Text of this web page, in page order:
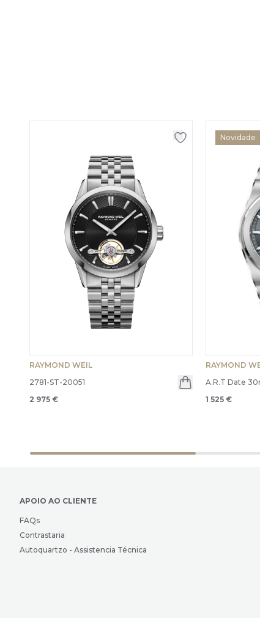
RAYMOND WEIL
2781-ST-20051
2 975 €
Novidade
RAYMOND
A.R.T Date
1 525 €
APOIO AO CLIENTE
FAQs
Contrastaria
Autoquartzo - Assistencia Técnica